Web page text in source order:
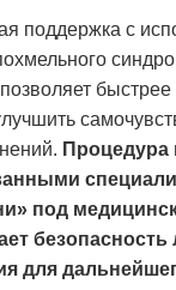
поддержка с
быстрее
Процедура
под
безопасность
для